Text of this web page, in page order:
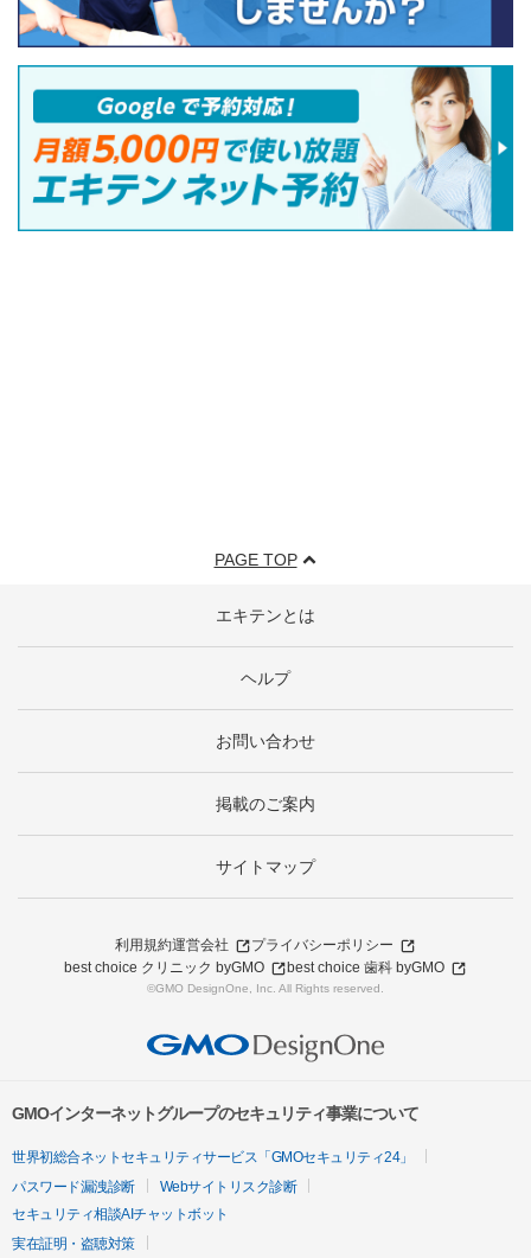
PAGE TOP
エキテンとは
ヘルプ
お問い合わせ
掲載のご案内
サイトマップ
利用規約運営会社
プライバシーポリシー
best choice クリニック byGMO
best choice 歯科 byGMO
©GMO DesignOne, Inc. All Rights reserved.
GMOインターネットグループのセキュリティ事業について
世界初総合ネットセキュリティサービス「GMOセキュリティ24」
パスワード漏洩診断
Webサイトリスク診断
セキュリティ相談AIチャットボット
実在証明・盗聴対策